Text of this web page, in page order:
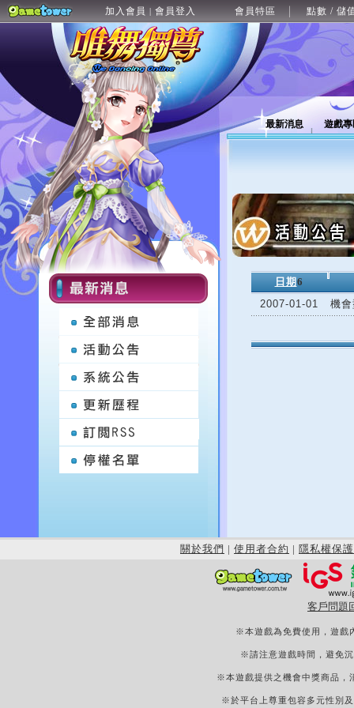
加入會員 | 會員登入 會員特區 點數 / 儲
最新消息 遊戲
日期 6
2007-01-01
機
關於我們 | 使用者合約 | 隱私權保護
客戶問題
※本遊戲為免費使用，遊戲
※請注意遊戲時間，避免
※本遊戲提供之機會中獎商品，
※於平台上尊重包容多元性別